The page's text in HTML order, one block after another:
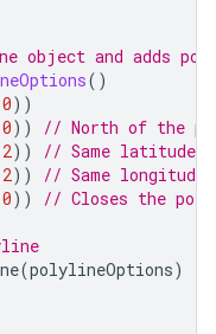
object and adds
()
))
))
// North of the
))
// Same latitude,
))
// Same
)) // Closes the
(polylineOptions)